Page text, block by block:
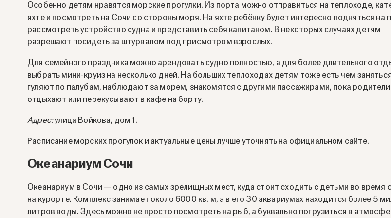
Особенно детям нравятся морские прогулки. Из порта можно отправиться на теплоходе,
яхте и посмотреть на Сочи со стороны моря. На яхте ребёнку будет интересно подняться на
рассмотреть устройство судна и представить себя капитаном. В некоторых случаях детям
разрешают посидеть за штурвалом под присмотром взрослых.
Для семейного праздника можно арендовать судно полностью, а для более длительного
выбрать мини-круиз на несколько дней. На больших теплоходах детям тоже есть чем
гуляют по палубам, наблюдают за морем, знакомятся с другими пассажирами, пока родители
отдыхают или перекусывают в кафе на борту.
Адрес:улица Войкова, дом 1.
Расписание морских прогулок и актуальные цены лучше уточнять на официальном сайте.
Океанариум Сочи
Океанариум в Сочи — одно из самых зрелищных мест, куда стоит сходить с детьми во время
на курорте. Комплекс занимает около 6000 кв. м, а в его 30 аквариумах находится более 5
литров воды. Здесь можно не просто посмотреть на рыб, а буквально погрузиться в